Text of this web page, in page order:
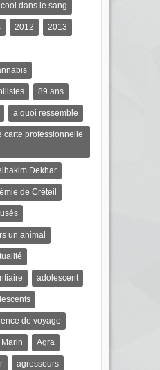
dans le sang
2012 2013
89 ans
a quoi ressemble
carte professionnelle
Dekhar
de Créteil
un animal
adolescent
de voyage
Agra
agresseurs